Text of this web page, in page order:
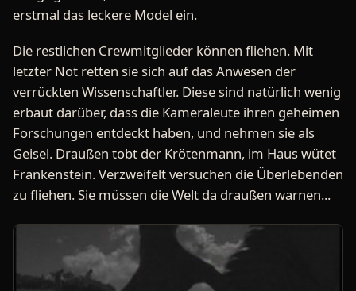
erstmal das leckere Model ein.
Die restlichen Crewmitglieder können fliehen. Mit
letzter Not retten sie sich auf das Anwesen der
verrückten Wissenschaftler. Diese sind natürlich wenig
erbaut darüber, dass die Kameraleute ihren geheimen
Forschungen entdeckt haben, und nehmen sie als
Geisel. Draußen tobt der Krötenmann, im Haus wütet
Frankenstein. Verzweifelt versuchen die Überlebenden
zu fliehen. Sie müssen die Welt da draußen warnen...